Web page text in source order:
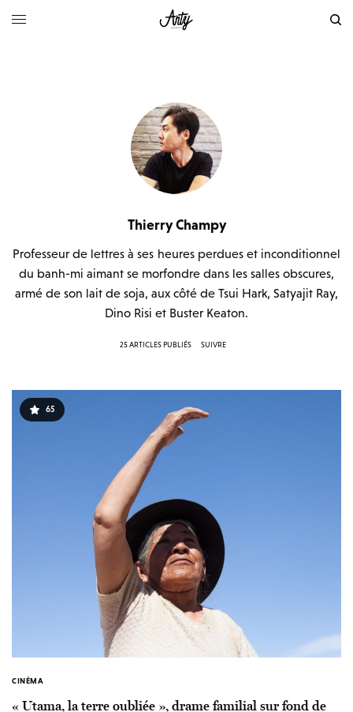
Thierry Champy
Professeur de lettres à ses heures perdues et inconditionnel
du banh-mi aimant se morfondre dans les salles obscures,
armé de son lait de soja, aux côté de Tsui Hark, Satyajit Ray,
Dino Risi et Buster Keaton.
25 ARTICLES PUBLIÉS SUIVRE
65
CINÉMA
« Utama, la terre oubliée », drame familial sur fond de